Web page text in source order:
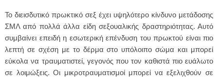
Το διεισδυτικό πρωκτικό σεξ έχει υψηλότερο κίνδυνο μετάδοσης
ΣΜΛ από πολλά άλλα είδη σεξουαλικής δραστηριότητας. Αυτό
συμβαίνει επειδή η εσωτερική επένδυση του πρωκτού είναι πιο
λεπτή σε σχέση με το δέρμα στο υπόλοιπο σώμα και μπορεί
εύκολα να τραυματιστεί, γεγονός που τον καθιστά πιο ευάλωτο
σε λοιμώξεις. Οι μικροτραυματισμοί μπορεί να εξελιχθούν σε